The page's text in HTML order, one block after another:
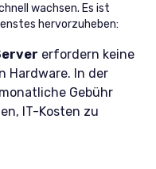
wachsen. Es ist
hervorzuheben:
erfordern keine
Hardware. In der
Gebühr
IT-Kosten zu